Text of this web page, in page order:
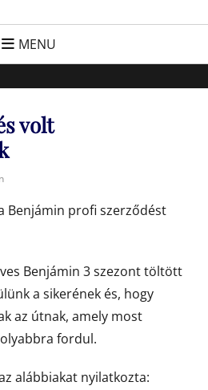
FC Hatvan
sportért!
MENU
volt
Benjámin profi szerződést
Benjámin 3 szezont töltött
a sikerének és, hogy
az útnak, amely most
fordul.
alábbiakat nyilatkozta: